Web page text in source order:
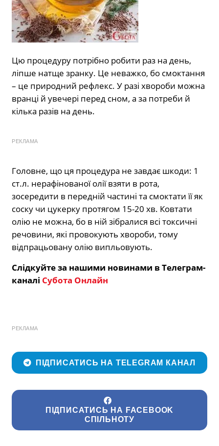
Цю процедуру потрібно робити раз на день,
ліпше натще зранку. Це неважко, бо смоктання
– це природний рефлекс. У разі хвороби можна
вранці й увечері перед сном, а за потреби й
кілька разів на день.
РЕКЛАМА
Головне, що ця процедура не завдає шкоди: 1
ст.л. нерафінованої олії взяти в рота,
зосередити в передній частині та смоктати її як
соску чи цукерку протягом 15-20 хв. Ковтати
олію не можна, бо в ній зібралися всі токсичні
речовини, які провокують хвороби, тому
відпрацьовану олію випльовують.
Слідкуйте за нашими новинами в Телеграм-
каналі Субота Онлайн
РЕКЛАМА
ПІДПИСАТИСЬ НА TELEGRAM КАНАЛ
ПІДПИСАТИСЬ НА FACEBOOK
СПІЛЬНОТУ